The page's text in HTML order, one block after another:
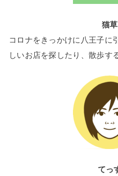
猫草
コロナをきっかけに八王子に
しいお店を探したり、散歩す
てっ